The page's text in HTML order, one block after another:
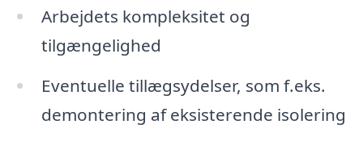
Arbejdets kompleksitet og
tilgængelighed
Eventuelle tillægsydelser, som f.eks.
demontering af eksisterende isolering